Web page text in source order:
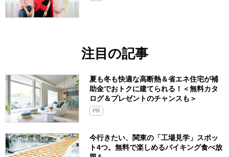
注目の記事
夏も冬も快適な高断熱＆省エネ住宅が補
助金でおトクに建てられる！＜無料カタ
ログ＆プレゼントのチャンスも＞
PR
今行きたい、関東の「工場見学」スポッ
ト4つ。無料で楽しめるバイキング食べ放